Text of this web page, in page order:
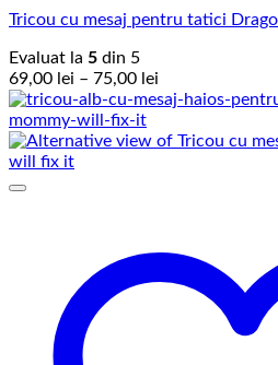
Tricou cu mesaj pentru tatici
Evaluat la 5 din 5
69,00 lei – 75,00 lei
de
69,00 lei